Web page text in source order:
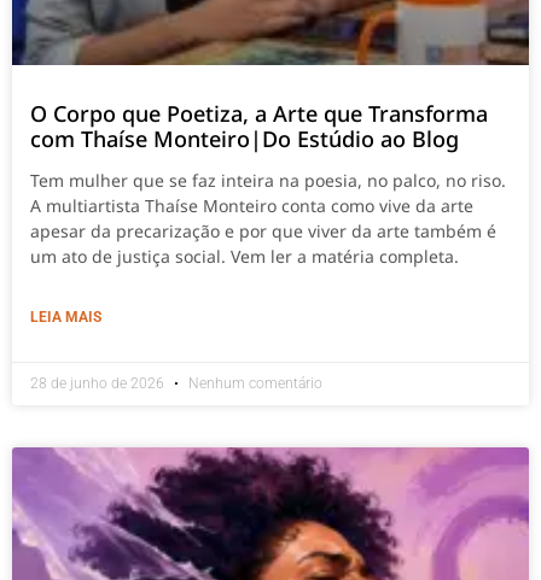
O Corpo que Poetiza, a Arte que Transforma
com Thaíse Monteiro|Do Estúdio ao Blog
Tem mulher que se faz inteira na poesia, no palco, no riso.
A multiartista Thaíse Monteiro conta como vive da arte
apesar da precarização e por que viver da arte também é
um ato de justiça social. Vem ler a matéria completa.
LEIA MAIS
28 de junho de 2026 Nenhum comentário